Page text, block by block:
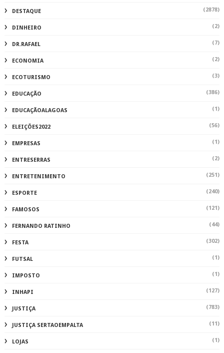
DESTAQUE (2878)
DINHEIRO (2)
DR.RAFAEL (7)
ECONOMIA (2)
ECOTURISMO (3)
EDUCAÇÃO (386)
EDUCAÇÃOALAGOAS (1)
ELEIÇÕES2022 (56)
EMPRESAS (1)
ENTRESERRAS (2)
ENTRETENIMENTO (251)
ESPORTE (240)
FAMOSOS (121)
FERNANDO RATINHO (44)
FESTA (302)
FUTSAL (1)
IMPOSTO (1)
INHAPI (127)
JUSTIÇA (783)
JUSTIÇA SERTAOEMPALTA (11)
LOJAS (1)